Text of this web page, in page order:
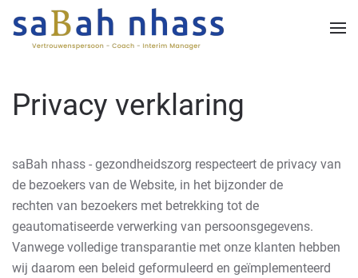
Skip to main content
Privacy verklaring
saBah nhass - gezondheidszorg respecteert de privacy van
de bezoekers van de Website, in het bijzonder de
rechten van bezoekers met betrekking tot de
geautomatiseerde verwerking van persoonsgegevens.
Vanwege volledige transparantie met onze klanten hebben
wij daarom een beleid geformuleerd en geïmplementeerd